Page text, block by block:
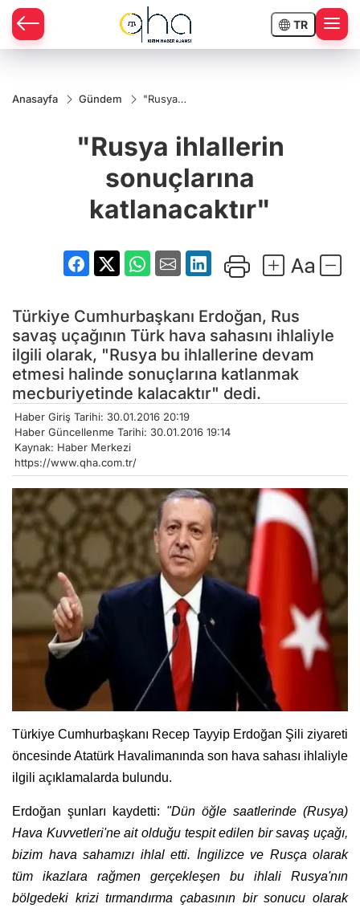
TR
Anasayfa Gündem
"Rusya
katlanacaktır"
"Rusya ihlallerin
sonuçlarına
katlanacaktır"
Türkiye Cumhurbaşkanı Erdoğan, Rus
savaş uçağının Türk hava sahasını ihlaliyle
ilgili olarak, "Rusya bu ihlallerine devam
etmesi halinde sonuçlarına katlanmak
mecburiyetinde kalacaktır" dedi.
Haber Giriş Tarihi: 30.01.2016 20:19
Haber Güncellenme Tarihi: 30.01.2016 19:14
Kaynak: Haber Merkezi
https://www.qha.com.tr/
Türkiye Cumhurbaşkanı Recep Tayyip Erdoğan Şili ziyareti
öncesinde Atatürk Havalimanında son hava sahası ihlaliyle
ilgili açıklamalarda bulundu.
Erdoğan şunları kaydetti: "Dün öğle saatlerinde (Rusya)
Hava Kuvvetleri'ne ait olduğu tespit edilen bir savaş uçağı,
bizim hava sahamızı ihlal etti. İngilizce ve Rusça olarak
tüm ikazlara rağmen gerçekleşen bu ihlali Rusya'nın
bölgedeki krizi tırmandırma çabasının bir sonucu olarak